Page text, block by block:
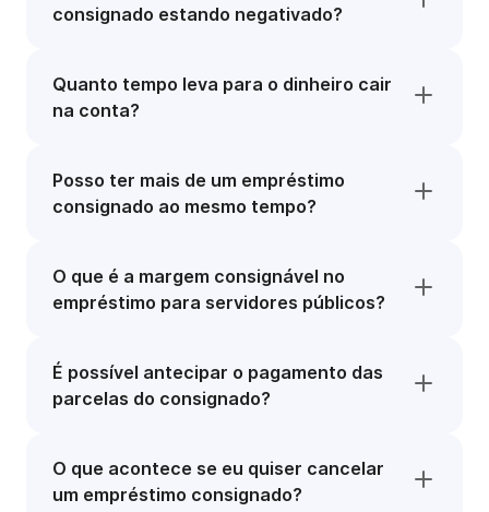
consignado estando negativado?
Quanto tempo leva para o dinheiro cair
na conta?
Posso ter mais de um empréstimo
consignado ao mesmo tempo?
O que é a margem consignável no
empréstimo para servidores públicos?
É possível antecipar o pagamento das
parcelas do consignado?
O que acontece se eu quiser cancelar
um empréstimo consignado?